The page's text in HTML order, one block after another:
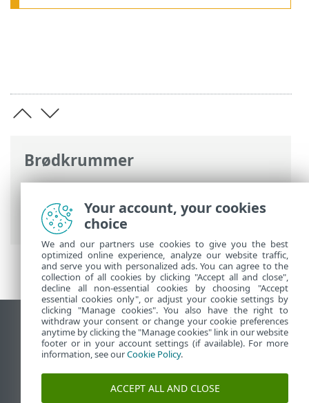
Brødkrummer
ESET-onlinehjælp>ESET Smart Security
Premium
>Produktaktivering> Accept af
vilkår for anvendelse
Vis computerwebsted
End of Life
ESET-vidensbase
ESET-forum
ESET Status Portal
Your account, your cookies
choice
We and our partners use cookies to give you the best
optimized online experience, analyze our website traffic,
and serve you with personalized ads. You can agree to the
collection of all cookies by clicking "Accept all and close",
decline all non-essential cookies by choosing "Accept
essential cookies only", or adjust your cookie settings by
clicking "Manage cookies". You also have the right to
withdraw your consent or change your cookie preferences
anytime by clicking the "Manage cookies" link in our website
footer or in your account settings (if available). For more
information, see ourCookie Policy.
ACCEPT ALL AND CLOSE